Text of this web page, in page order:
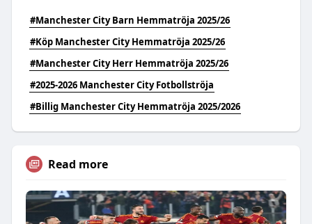
#Manchester City Barn Hemmatröja 2025/26
#Köp Manchester City Hemmatröja 2025/26
#Manchester City Herr Hemmatröja 2025/26
#2025-2026 Manchester City Fotbollströja
#Billig Manchester City Hemmatröja 2025/2026
Read more